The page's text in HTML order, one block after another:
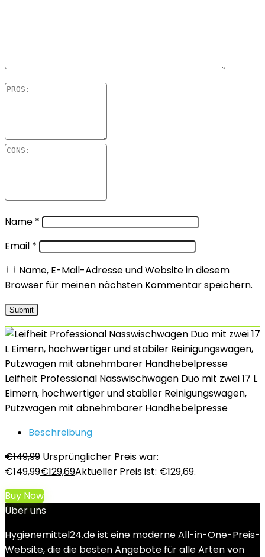
Name *
Email *
Name, E-Mail-Adresse und Website in diesem
Browser für meinen nächsten Kommentar speichern.
Leifheit Professional Nasswischwagen Duo mit zwei 17 L
Eimern, hochwertiger und stabiler Reinigungswagen,
Putzwagen mit abnehmbarer Handhebelpresse
Beschreibung
€149,99 Ursprünglicher Preis war:
€149,99€129,69Aktueller Preis ist: €129,69.
Buy Now
Über uns
Hygienemittel24.de ist eine moderne All-in-One-Preis-
Website, die die besten Angebote für alle Arten von